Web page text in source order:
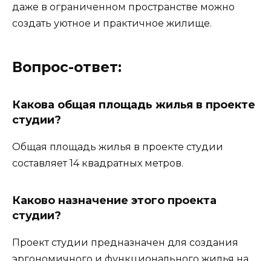
даже в ограниченном пространстве можно
создать уютное и практичное жилище.
Вопрос-ответ:
Какова общая площадь жилья в проекте
студии?
Общая площадь жилья в проекте студии
составляет 14 квадратных метров.
Каково назначение этого проекта
студии?
Проект студии предназначен для создания